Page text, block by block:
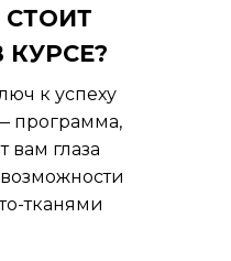
к успеху
программа,
вам глаза
тканями
КУРСЕ?